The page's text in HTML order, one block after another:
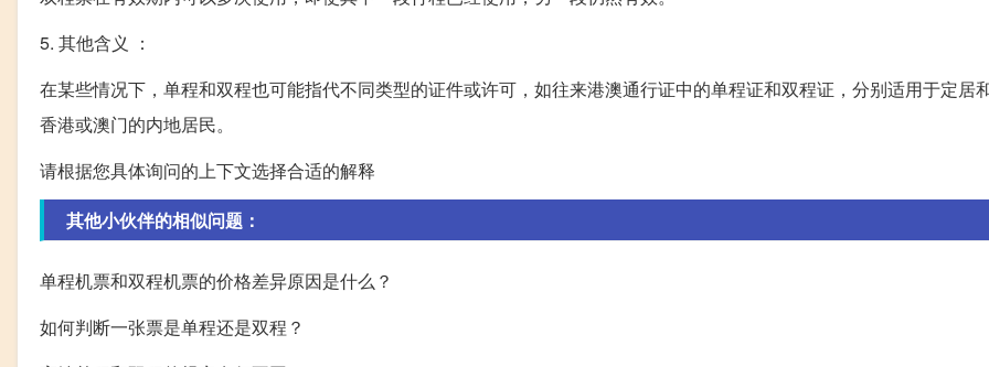
5. 其他含义 ：
在某些情况下，单程和双程也可能指代不同类型的证件或许可，如往来港澳通行证中的单程证和双程证，分别适用于定居
香港或澳门的内地居民。
请根据您具体询问的上下文选择合适的解释
其他小伙伴的相似问题：
单程机票和双程机票的价格差异原因是什么？
如何判断一张票是单程还是双程？